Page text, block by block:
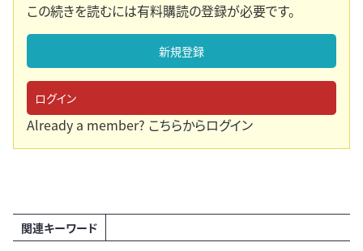
この続きを読むには有料購読の登録が必要です。
新規登録
ログイン
Already a member? こちらからログイン
関連キーワード